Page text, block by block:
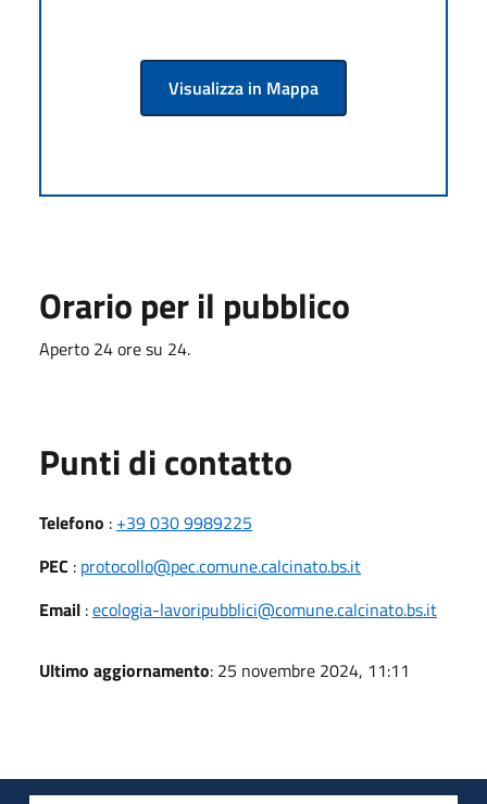
Visualizza in Mappa
Orario per il pubblico
Aperto 24 ore su 24.
Punti di contatto
Telefono : +39 030 9989225
PEC : protocollo@pec.comune.calcinato.bs.it
Email :ecologia-lavoripubblici@comune.calcinato.bs.it
Ultimo aggiornamento: 25 novembre 2024, 11:11